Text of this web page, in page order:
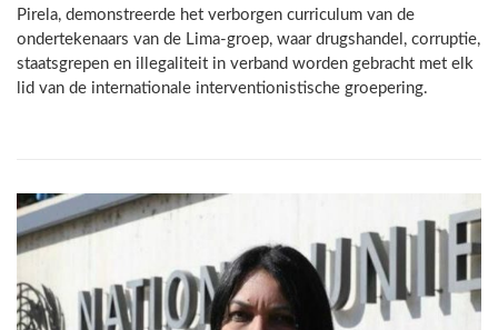
Pirela, demonstreerde het verborgen curriculum van de
ondertekenaars van de Lima-groep, waar drugshandel, corruptie,
staatsgrepen en illegaliteit in verband worden gebracht met elk
lid van de internationale interventionistische groepering.